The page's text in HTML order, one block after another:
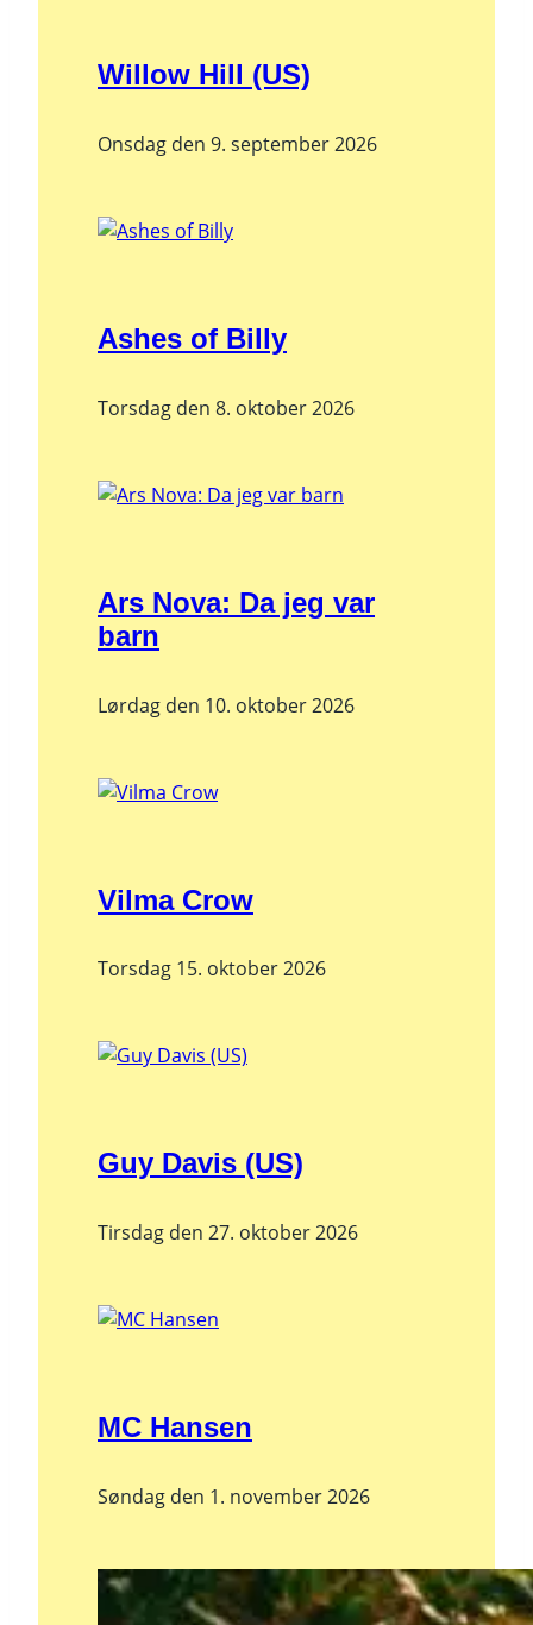
Willow Hill (US)
Onsdag den 9. september 2026
Ashes of Billy
Torsdag den 8. oktober 2026
Ars Nova: Da jeg var
barn
Lørdag den 10. oktober 2026
Vilma Crow
Torsdag 15. oktober 2026
Guy Davis (US)
Tirsdag den 27. oktober 2026
MC Hansen
Søndag den 1. november 2026